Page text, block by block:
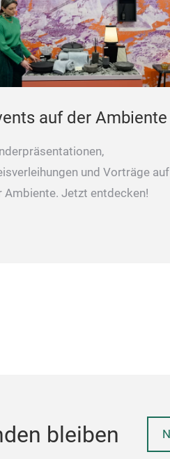
auf der Ambiente
und Vorträge auf
Ambiente. Jetzt entdecken!
bleiben